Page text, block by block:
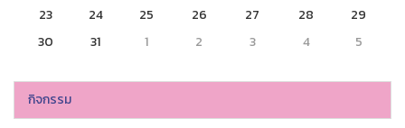
23
24 25 26 27 28
29
30
31 1 2 3 4 5
กิจกรรม